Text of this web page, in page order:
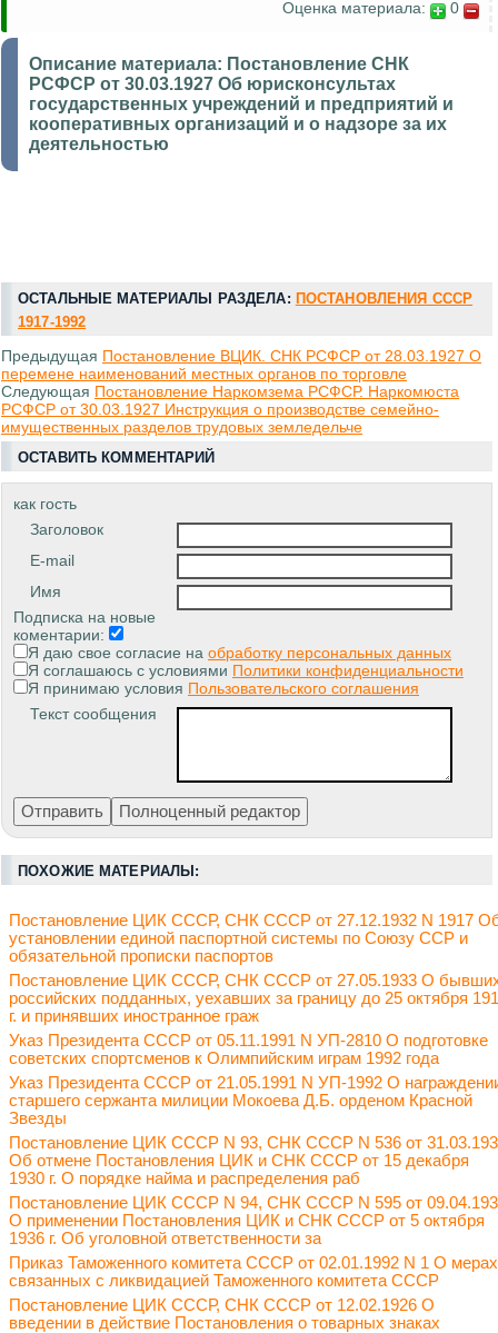
Оценка материала: 0
Описание материала: Постановление СНК
РСФСР от 30.03.1927 Об юрисконсультах
государственных учреждений и предприятий и
кооперативных организаций и о надзоре за их
деятельностью
ОСТАЛЬНЫЕ МАТЕРИАЛЫ РАЗДЕЛА: ПОСТАНОВЛЕНИЯ СССР
1917-1992
Предыдущая Постановление ВЦИК. СНК РСФСР от 28.03.1927 О
перемене наименований местных органов по торговле
Следующая Постановление Наркомзема РСФСР. Наркомюста
РСФСР от 30.03.1927 Инструкция о производстве семейно-
имущественных разделов трудовых земледельче
ОСТАВИТЬ КОММЕНТАРИЙ
как гость
Заголовок
E-mail
Имя
Подписка на новые
коментарии:
Я даю свое согласие на обработку персональных данных
Я соглашаюсь с условиями Политики конфиденциальности
Я принимаю условия Пользовательского соглашения
Текст сообщения
ПОХОЖИЕ МАТЕРИАЛЫ:
Постановление ЦИК СССР, СНК СССР от 27.12.1932 N 1917
установлении единой паспортной системы по Союзу ССР и
обязательной прописки паспортов
Постановление ЦИК СССР, СНК СССР от 27.05.1933 О
российских подданных, уехавших за границу до 25 октября
г. и принявших иностранное граж
Указ Президента СССР от 05.11.1991 N УП-2810 О подготовке
советских спортсменов к Олимпийским играм 1992 года
Указ Президента СССР от 21.05.1991 N УП-1992 О
старшего сержанта милиции Мокоева Д.Б. орденом Красной
Звезды
Постановление ЦИК СССР N 93, СНК СССР N 536 от
Об отмене Постановления ЦИК и СНК СССР от 15 декабря
1930 г. О порядке найма и распределения раб
Постановление ЦИК СССР N 94, СНК СССР N 595 от
О применении Постановления ЦИК и СНК СССР от 5 октября
1936 г. Об уголовной ответственности за
Приказ Таможенного комитета СССР от 02.01.1992 N 1 О
связанных с ликвидацией Таможенного комитета СССР
Постановление ЦИК СССР, СНК СССР от 12.02.1926 О
введении в действие Постановления о товарных знаках